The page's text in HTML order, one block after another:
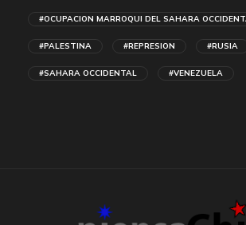
#OCUPACION MARROQUI DEL SAHARA
#PALESTINA #REPRESION #RUSIA
#SAHARA OCCIDENTAL #VENEZUELA